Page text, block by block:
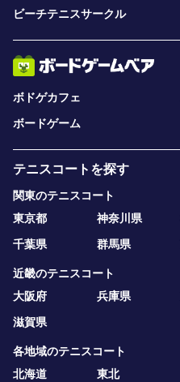
ビーチテニスサークル
ボドゲカフェ
ボードゲーム
テニスコートを探す
関東のテニスコート
東京都
神奈川県
千葉県
群馬県
近畿のテニスコート
大阪府
兵庫県
滋賀県
各地域のテニスコート
北海道
東北